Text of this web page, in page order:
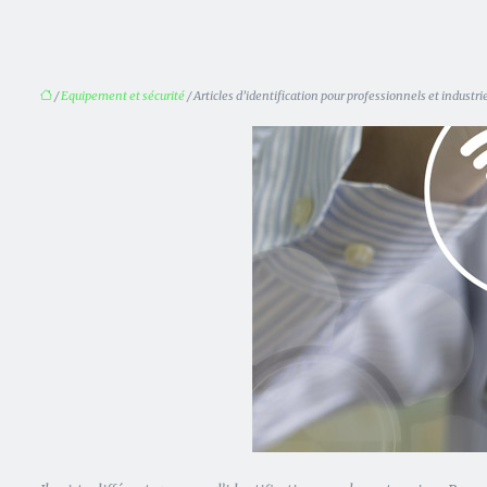
/Equipement et sécurité/ Articles d’identification pour professionnels et